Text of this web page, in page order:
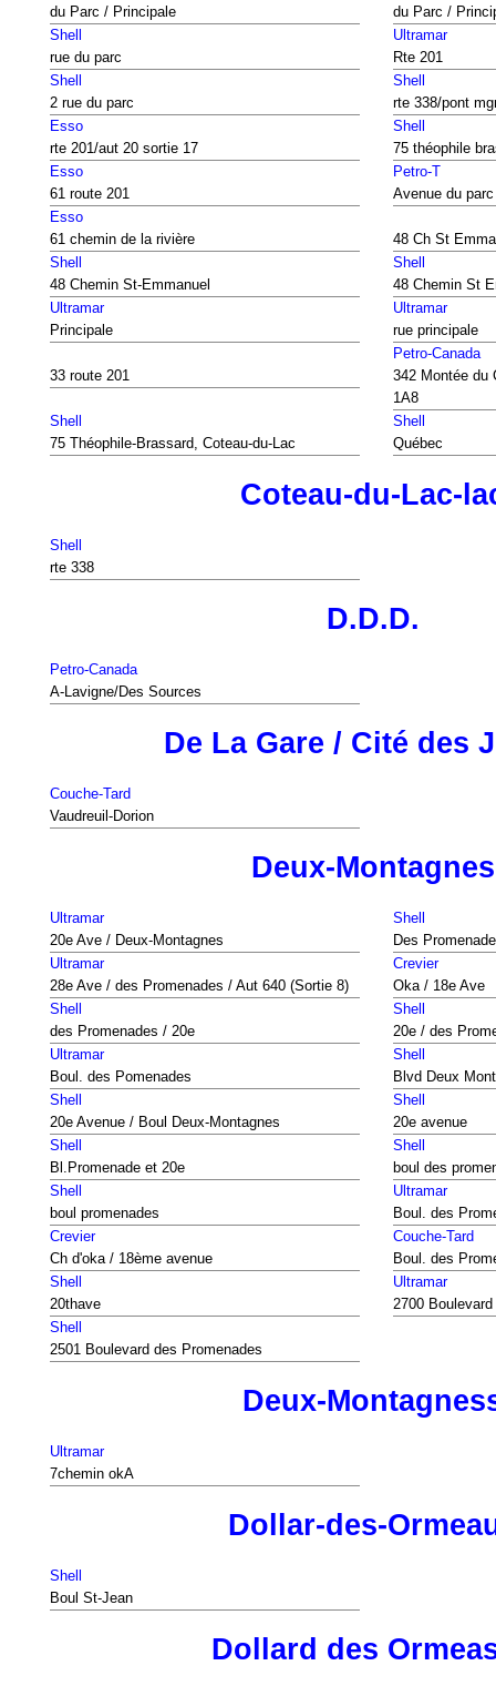
du Parc / Principale
du Parc /
Shell
rue du parc
Ultramar
Rte 201
Shell
2 rue du parc
Shell
rte 338/pont
Esso
rte 201/aut 20 sortie 17
Shell
75 théophile
Esso
61 route 201
Petro-T
Avenue du parc
Esso
61 chemin de la rivière
48 Ch St
Shell
48 Chemin St-Emmanuel
Shell
48 Chemin St
Ultramar
Principale
Ultramar
rue principale
33 route 201
Petro-Canada
342 Montée du
1A8
Shell
75 Théophile-Brassard, Coteau-du-Lac
Shell
Québec
Coteau-du-Lac-
Shell
rte 338
D.D.D.
Petro-Canada
A-Lavigne/Des Sources
De La Gare / Cité des
Couche-Tard
Vaudreuil-Dorion
Deux-Montagnes
Ultramar
20e Ave / Deux-Montagnes
Shell
Des
Ultramar
28e Ave / des Promenades / Aut 640 (Sortie 8)
Crevier
Oka / 18e Ave
Shell
des Promenades / 20e
Shell
20e / des
Ultramar
Boul. des Pomenades
Shell
Blvd Deux
Shell
20e Avenue / Boul Deux-Montagnes
Shell
20e avenue
Shell
Bl.Promenade et 20e
Shell
boul des
Shell
boul promenades
Ultramar
Boul. des
Crevier
Ch d'oka / 18ème avenue
Couche-Tard
Boul. des
Shell
20thave
Ultramar
2700
Shell
2501 Boulevard des Promenades
Deux-
Ultramar
7chemin okA
Dollar-des-
Shell
Boul St-Jean
Dollard des